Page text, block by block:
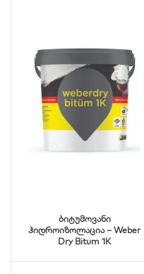
ბიტუმოვანი
ჰიდროიზოლაცია – Weber
Dry Bitum 1K